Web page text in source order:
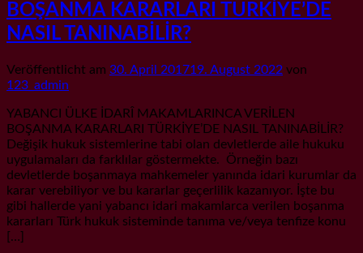
BOŞANMA KARARLARI TÜRKİYE’DE
NASIL TANINABİLİR?
Veröffentlicht am 30. April 201719. August 2022 von
123_admin
YABANCI ÜLKE İDARÎ MAKAMLARINCA VERİLEN
BOŞANMA KARARLARI TÜRKİYE’DE NASIL TANINABİLİR?
Değişik hukuk sistemlerine tabi olan devletlerde aile hukuku
uygulamaları da farklılar göstermekte. Örneğin bazı
devletlerde boşanmaya mahkemeler yanında idari kurumlar da
karar verebiliyor ve bu kararlar geçerlilik kazanıyor. İşte bu
gibi hallerde yani yabancı idari makamlarca verilen boşanma
kararları Türk hukuk sisteminde tanıma ve/veya tenfize konu
[…]